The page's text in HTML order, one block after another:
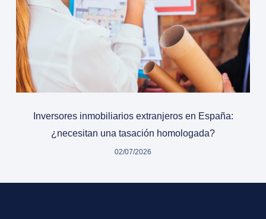
Inversores inmobiliarios extranjeros en España:
¿necesitan una tasación homologada?
02/07/2026